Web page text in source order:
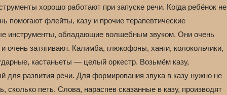
хорошо работают при запуске речи. Когда ребёнок не
помогают флейты, казу и прочие терапевтические
инструменты, обладающие волшебным звуком. Они очень
очень затягивают. Калимба, глюкофоны, ханги, колокольчики,
кастаньеты — целый оркестр. Возьмём казу,
для развития речи. Для формирования звука в казу нужно не
сколько петь. Слова, нараспев сказанные в казу, производят